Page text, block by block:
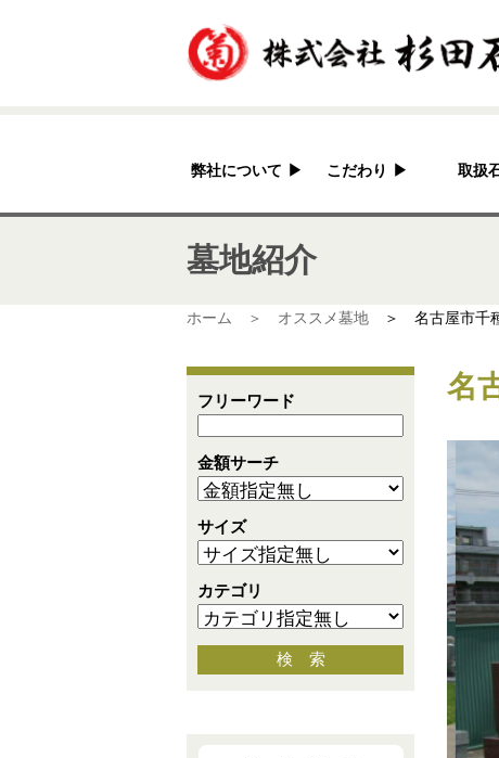
弊社について ▶
杉田石材店とは？
会社概要
こだわり ▶
加工へのこだわり
取扱
墓地紹介
ホーム ＞ オススメ墓地 ＞ 名古屋市千
フリーワード
金額サーチ
サイズ
カテゴリ
検 索
名